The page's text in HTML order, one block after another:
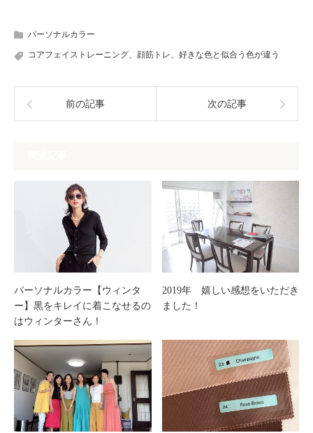
パーソナルカラー
コアフェイストレーニング、顔筋トレ、好きな色と似合う色が違う
前の記事 次の記事
パーソナルカラー【ウィンタ
ー】黒をキレイに着こなせるの
はウィンターさん！
2019年 嬉しい感想をいただき
ました！